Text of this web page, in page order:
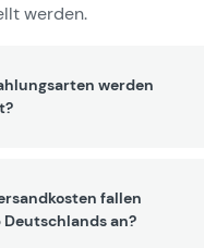
werden.
werden
fallen
an?